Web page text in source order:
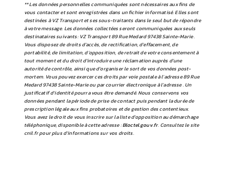
** Les données personnelles communiquées sont nécessaires aux fins de
vous contacter et sont enregistrées dans un fichier informatisé. Elles sont
destinées à VZ Transport et ses sous-traitants dans le seul but de répondre
à votre message. Les données collectées seront communiquées aux seuls
destinataires suivants: VZ Transport 89 Rue Medard 97438 Sainte-Marie .
Vous disposez de droits d’accès, de rectification, d’effacement, de
portabilité, de limitation, d’opposition, de retrait de votre consentement à
tout moment et du droit d’introduire une réclamation auprès d’une
autorité de contrôle, ainsi que d’organiser le sort de vos données post-
mortem. Vous pouvez exercer ces droits par voie postale à l'adresse 89 Rue
Medard 97438 Sainte-Marie ou par courrier électronique à l'adresse . Un
justificatif d'identité pourra vous être demandé. Nous conservons vos
données pendant la période de prise de contact puis pendant la durée de
prescription légale aux fins probatoires et de gestion des contentieux.
Vous avez le droit de vous inscrire sur la liste d'opposition au démarchage
téléphonique, disponible à cette adresse :Bloctel.gouv.fr. Consultez le site
cnil.fr pour plus d’informations sur vos droits.